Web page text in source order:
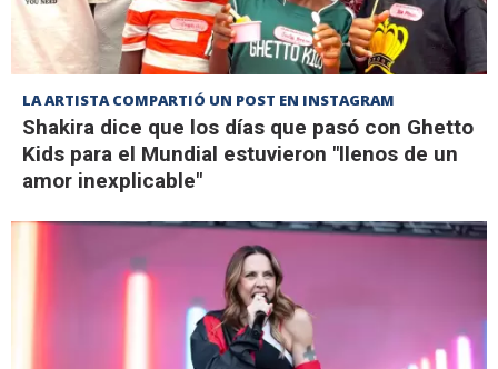
LA ARTISTA COMPARTIÓ UN POST EN INSTAGRAM
Shakira dice que los días que pasó con Ghetto
Kids para el Mundial estuvieron "llenos de un
amor inexplicable"